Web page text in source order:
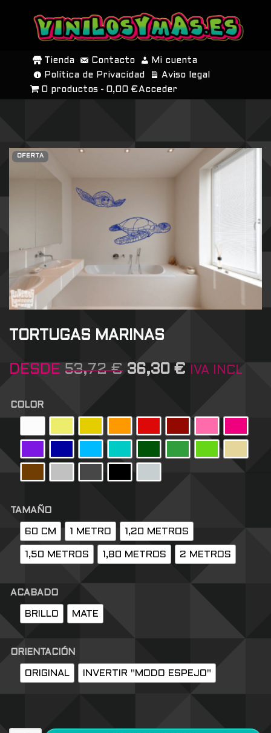
SALTAR
CONTENIDO
Tienda Contacto
Mi cuenta
Política de Privacidad
Aviso legal
0 productos
0,00 € Acceder
OFERTA
TORTUGAS MARINAS
DESDE 53,72€ 36,30 € IVA INCL
COLOR
TAMAÑO
60 CM 1 METRO 1,20 METROS
1,50 METROS 1,80 METROS 2 METROS
ACABADO
BRILLO MATE
ORIENTACIÓN
ORIGINAL INVERTIR "MODO ESPEJO"